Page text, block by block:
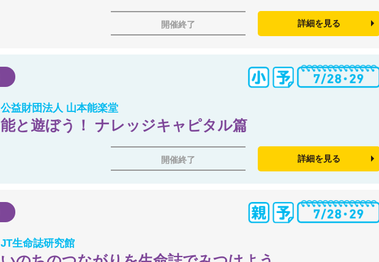
開催終了 詳細を見る
公益財団法人 山本能楽堂
能と遊ぼう！ ナレッジキャピタル篇
開催終了 詳細を見る
JT生命誌研究館